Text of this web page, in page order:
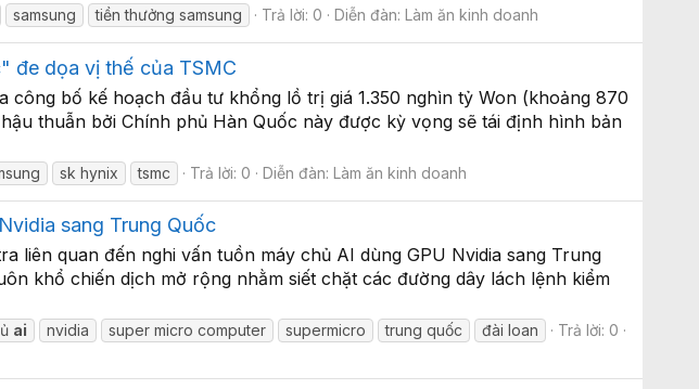
samsung tiền thưởng samsung Trả lời: 0 Diễn đàn:Làm ăn kinh doanh
đe dọa vị thế của TSMC
bố kế hoạch đầu tư khổng lồ trị giá 1.350 nghìn tỷ Won (khoảng 870
thuẫn bởi Chính phủ Hàn Quốc này được kỳ vọng sẽ tái định hình bản
sk hynix tsmc Trả lời: 0 Diễn đàn:Làm ăn kinh doanh
sang Trung Quốc
liên quan đến nghi vấn tuồn máy chủ AI dùng GPU Nvidia sang Trung
khổ chiến dịch mở rộng nhằm siết chặt các đường dây lách lệnh kiểm
ai nvidia super micro computer supermicro trung quốc đài loan
Trả lời: 0